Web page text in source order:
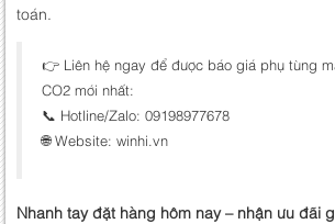
toán.
👉 Liên hệ ngay để được báo giá phụ tùng
CO2 mới nhất:
📞 Hotline/Zalo: 09198977678
🌐 Website: winhi.vn
Nhanh tay đặt hàng hôm nay – nhận ưu đãi